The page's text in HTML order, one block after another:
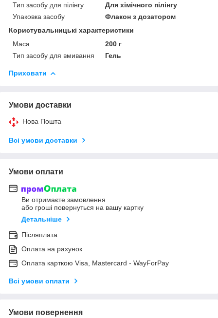
Тип засобу для пілінгу
Для хімічного пілінгу
Упаковка засобу
Флакон з дозатором
Користувальницькі характеристики
Маса
200 г
Тип засобу для вмивання
Гель
Приховати
Умови доставки
Нова Пошта
Всі умови доставки
Умови оплати
Ви отримаєте замовлення
або гроші повернуться на вашу картку
Детальніше
Післяплата
Оплата на рахунок
Оплата карткою Visa, Mastercard - WayForPay
Всі умови оплати
Умови повернення